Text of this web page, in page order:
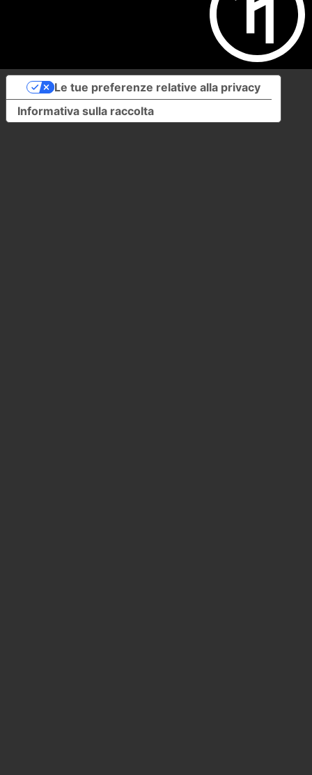
Informativa sulla raccolta
Le tue preferenze relative alla privacy